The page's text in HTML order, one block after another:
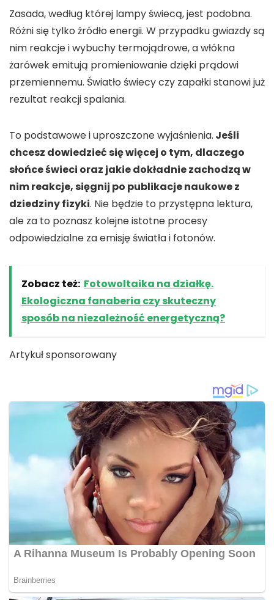
Zasada, według której lampy świecą, jest podobna.
Różni się tylko źródło energii. W przypadku gwiazdy są
nim reakcje i wybuchy termojądrowe, a włókna
żarówek emitują promieniowanie dzięki prądowi
przemiennemu. Światło świecy czy zapałki stanowi już
rezultat reakcji spalania.
To podstawowe i uproszczone wyjaśnienia. Jeśli
chcesz dowiedzieć się więcej o tym, dlaczego
słońce świeci oraz jakie dokładnie zachodzą w
nim reakcje, sięgnij po publikacje naukowe z
dziedziny fizyki. Nie będzie to przystępna lektura,
ale za to poznasz kolejne istotne procesy
odpowiedzialne za emisję światła i fotonów.
Zobacz też: Fotowoltaika na działkę.
Ekologiczna fanaberia czy skuteczny
sposób na niezależność energetyczną?
Artykuł sponsorowany